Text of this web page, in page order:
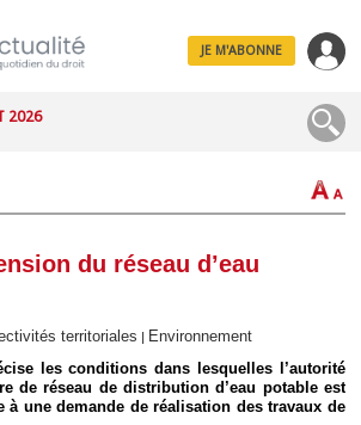
JE M'ABONNE
2026
du réseau d’eau
territoriales
Environnement
les conditions dans lesquelles l’autorité
de réseau de distribution d’eau potable est
à une demande de réalisation des travaux de